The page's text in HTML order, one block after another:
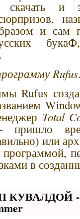
скачать и
и сам
букаФ,
Rufus
Rufus
Total
или
в
КУВАЛДОЙ -